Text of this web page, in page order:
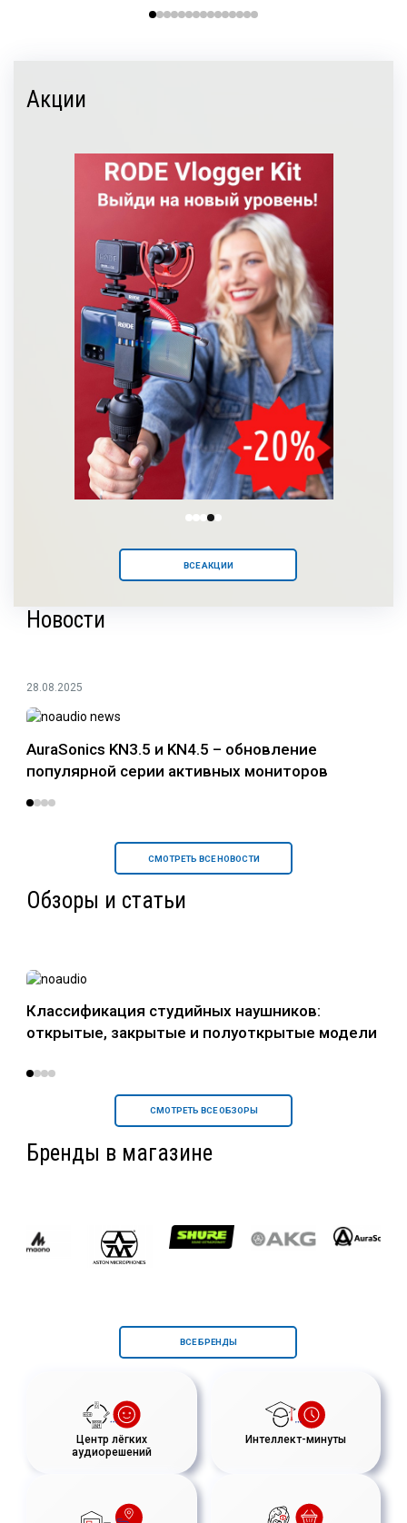
Акции
ВСЕ АКЦИИ
Новости
28.08.2025
AuraSonics KN3.5 и KN4.5 – обновление
популярной серии активных мониторов
СМОТРЕТЬ ВСЕ НОВОСТИ
Обзоры и статьи
Классификация студийных наушников:
открытые, закрытые и полуоткрытые модели
СМОТРЕТЬ ВСЕ ОБЗОРЫ
Бренды в магазине
ВСЕ БРЕНДЫ
Центр лёгких
аудиорешений
Интеллект-минуты